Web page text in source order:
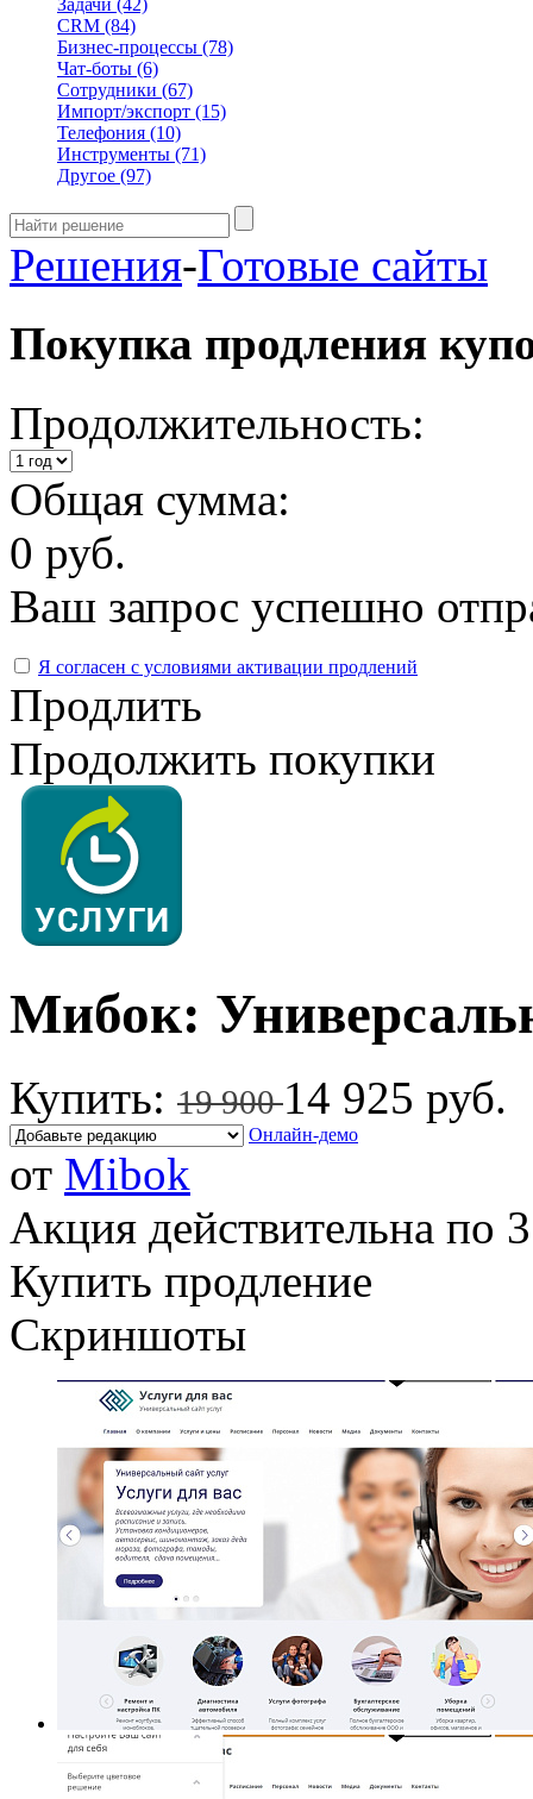
Задачи (42)
CRM (84)
Бизнес-процессы (78)
Чат-боты (6)
Сотрудники (67)
Импорт/экспорт (15)
Телефония (10)
Инструменты (71)
Другое (97)
Решения-Готовые сайты
Покупка продления
Продолжительность:
Общая сумма:
0 руб.
Ваш запрос успешно
Я согласен с условиями активации продлений
Продлить
Продолжить покупки
Мибок:
Купить: 19 90014 925 руб.
Онлайн-демо
от Mibok
Акция действительна по
Купить продление
Скриншоты